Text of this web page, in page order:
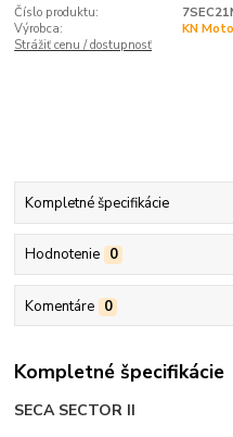
Číslo produktu:
Výrobca:
KN
Strážiť cenu / dostupnosť
Kompletné špecifikácie
Hodnotenie 0
Komentáre 0
Kompletné špecifikácie
SECA SECTOR II